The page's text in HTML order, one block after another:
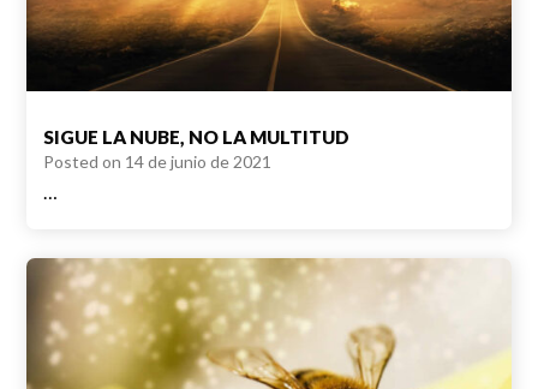
SIGUE LA NUBE, NO LA MULTITUD
Posted on 14 de junio de 2021
…